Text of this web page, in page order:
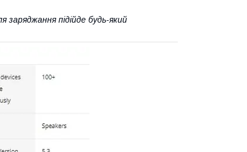
підійде будь-який